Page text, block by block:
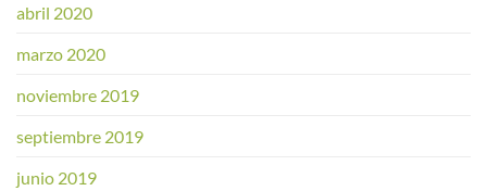
abril 2020
marzo 2020
noviembre 2019
septiembre 2019
junio 2019